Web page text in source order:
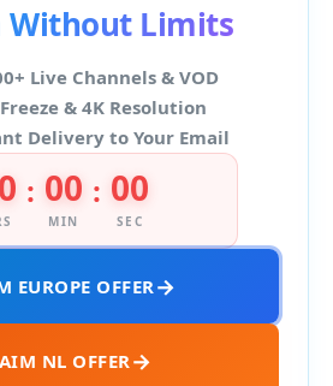
Without Limits
Live Channels & VOD
& 4K Resolution
Delivery to Your Email
: 00
MIN
: 00
SEC
EUROPE OFFER
NL OFFER